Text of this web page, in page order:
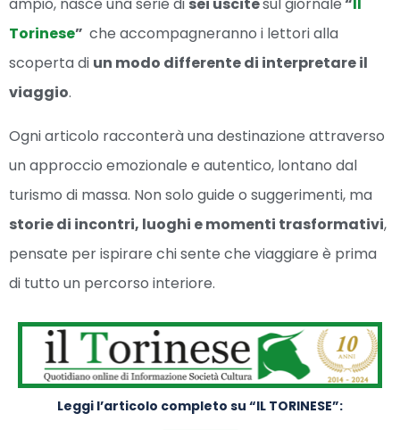
Torinese” che accompagneranno i lettori alla
scoperta di un modo differente di interpretare il
viaggio.
Ogni articolo racconterà una destinazione attraverso
un approccio emozionale e autentico, lontano dal
turismo di massa. Non solo guide o suggerimenti, ma
storie di incontri, luoghi e momenti trasformativi,
pensate per ispirare chi sente che viaggiare è prima
di tutto un percorso interiore.
Leggi l’articolo completo su “IL TORINESE”: